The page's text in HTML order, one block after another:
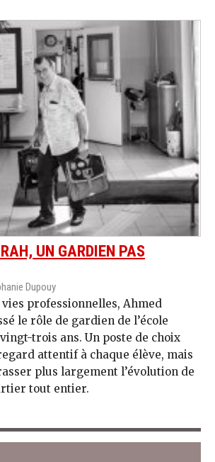
UN GARDIEN PAS
Dupouy
professionnelles, Ahmed
le rôle de gardien de l’école
trois ans. Un poste de choix
attentif à chaque élève, mais
plus largement l’évolution de
tout entier.